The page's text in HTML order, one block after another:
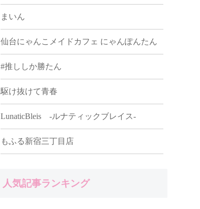
まいん
仙台にゃんこメイドカフェ にゃんぽんたん
#推ししか勝たん
駆け抜けて青春
LunaticBleis -ルナティックブレイス-
もふる新宿三丁目店
人気記事ランキング